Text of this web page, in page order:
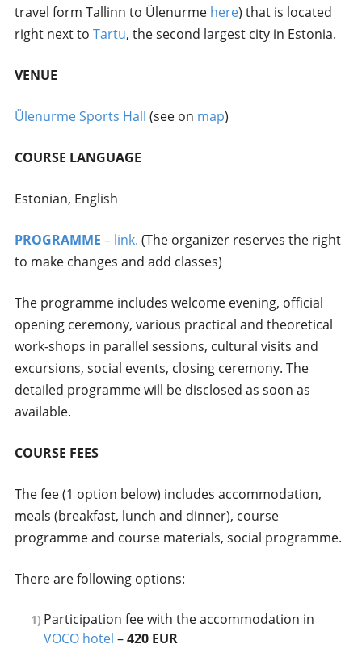
travel form Tallinn to Ülenurme here) that is located
right next to Tartu, the second largest city in Estonia.
VENUE
Ülenurme Sports Hall (see on map)
COURSE LANGUAGE
Estonian, English
PROGRAMME – link. (The organizer reserves the right
to make changes and add classes)
The programme includes welcome evening, official
opening ceremony, various practical and theoretical
work-shops in parallel sessions, cultural visits and
excursions, social events, closing ceremony. The
detailed programme will be disclosed as soon as
available.
COURSE FEES
The fee (1 option below) includes accommodation,
meals (breakfast, lunch and dinner), course
programme and course materials, social programme.
There are following options:
Participation fee with the accommodation in
VOCO hotel –420 EUR